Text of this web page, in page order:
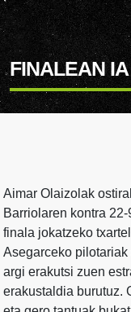
FINALEAN
Aimar Olaizolak
Barriolaren kontra
finala jokatzeko
Asegarceko
argi erakutsi zuen
erakustaldia burutuz.